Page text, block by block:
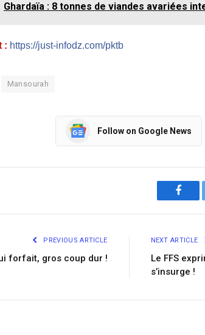
Ghardaïa : 8 tonnes de viandes avariées
: https://just-infodz.com/pktb
Mansourah
Follow on Google News
PREVIOUS ARTICLE
forfait, gros coup dur !
NEXT ARTICLE
Le FFS
s’insurge !